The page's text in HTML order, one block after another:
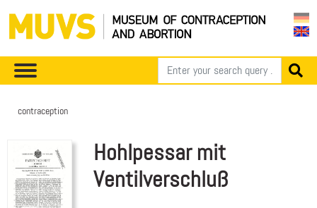
contraception
Hohlpessar mit
Ventilverschluß